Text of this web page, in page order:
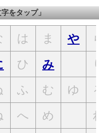
をタップ」
は ま や
ひ み
ふ む ゆ
へ め